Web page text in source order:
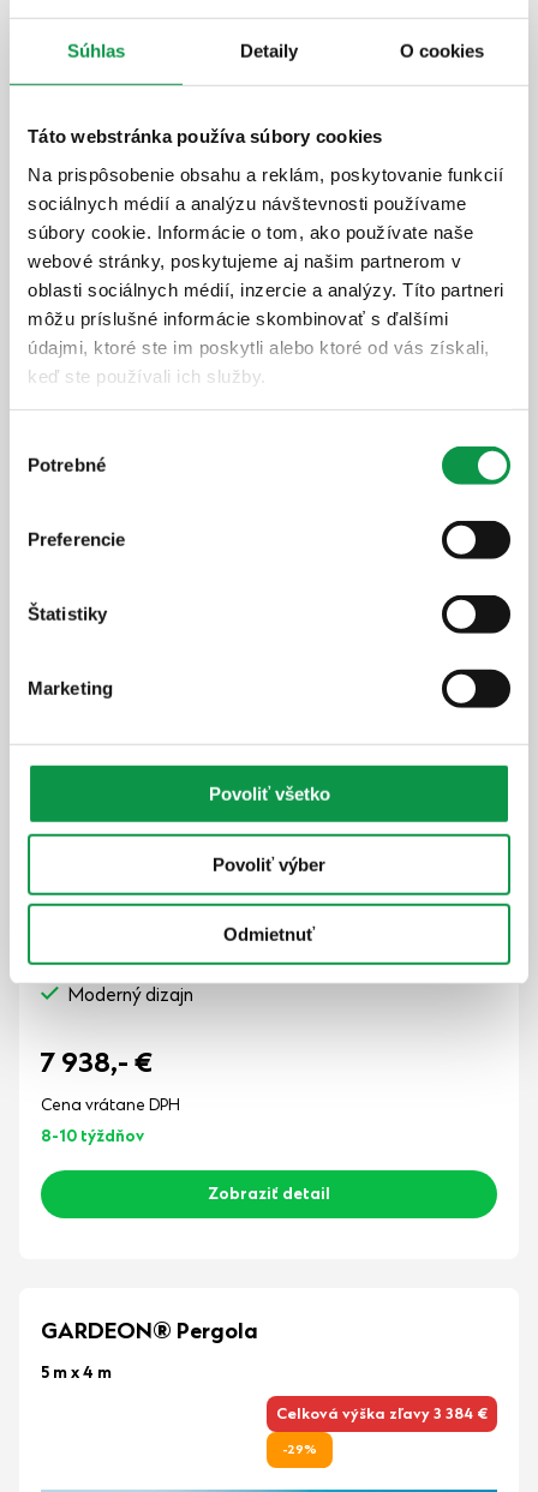
Súhlas Detaily O cookies
Táto webstránka používa súbory cookies
Na prispôsobenie obsahu a reklám, poskytovanie funkcií
sociálnych médií a analýzu návštevnosti používame
súbory cookie. Informácie o tom, ako používate naše
webové stránky, poskytujeme aj našim partnerom v
oblasti sociálnych médií, inzercie a analýzy. Títo partneri
môžu príslušné informácie skombinovať s ďalšími
údajmi, ktoré ste im poskytli alebo ktoré od vás získali,
keď ste používali ich služby.
súhlasu
Potrebné
Preferencie
Štatistiky
Marketing
Povoliť všetko
Povoliť výber
Odmietnuť
GARDEON® Záhradný domček s dverami
Hörmann, oknom, svetlíkom a prístreškom
4 m x 3 m+ prístrešok
100% reálne fotky
Zateplená strecha v cene
Strešné nosníky vo farbe RAL
Hrúbka panelu 50 mm
Atraktívna výška 2,5 m
Izolované zabezpečné dvere Hörmann
Moderný dizajn
7 938,- €
Cena vrátane DPH
8-10 týždňov
Zobraziť detail
GARDEON® Pergola
5 m x 4 m
Celková výška zľavy 3 384 €
-29%